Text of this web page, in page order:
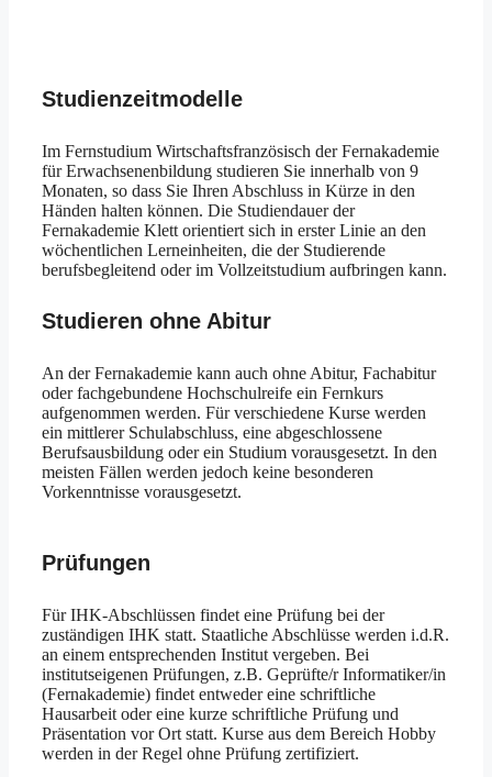
Studienzeitmodelle
Im Fernstudium Wirtschaftsfranzösisch der Fernakademie
für Erwachsenenbildung studieren Sie innerhalb von 9
Monaten, so dass Sie Ihren Abschluss in Kürze in den
Händen halten können. Die Studiendauer der
Fernakademie Klett orientiert sich in erster Linie an den
wöchentlichen Lerneinheiten, die der Studierende
berufsbegleitend oder im Vollzeitstudium aufbringen kann.
Studieren ohne Abitur
An der Fernakademie kann auch ohne Abitur, Fachabitur
oder fachgebundene Hochschulreife ein Fernkurs
aufgenommen werden. Für verschiedene Kurse werden
ein mittlerer Schulabschluss, eine abgeschlossene
Berufsausbildung oder ein Studium vorausgesetzt. In den
meisten Fällen werden jedoch keine besonderen
Vorkenntnisse vorausgesetzt.
Prüfungen
Für IHK-Abschlüssen findet eine Prüfung bei der
zuständigen IHK statt. Staatliche Abschlüsse werden i.d.R.
an einem entsprechenden Institut vergeben. Bei
institutseigenen Prüfungen, z.B. Geprüfte/r Informatiker/in
(Fernakademie) findet entweder eine schriftliche
Hausarbeit oder eine kurze schriftliche Prüfung und
Präsentation vor Ort statt. Kurse aus dem Bereich Hobby
werden in der Regel ohne Prüfung zertifiziert.